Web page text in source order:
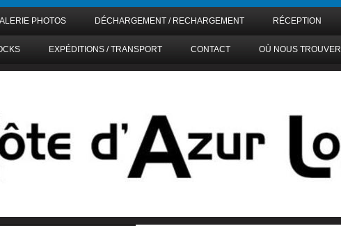
PHOTOS DÉCHARGEMENT / RECHARGEMENT RÉCEPTION
EXPÉDITIONS / TRANSPORT CONTACT OÙ NOUS TROUVER